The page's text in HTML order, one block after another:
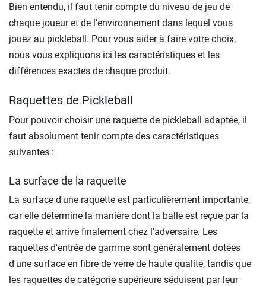
Bien entendu, il faut tenir compte du niveau de jeu de
chaque joueur et de l'environnement dans lequel vous
jouez au pickleball. Pour vous aider à faire votre choix,
nous vous expliquons ici les caractéristiques et les
différences exactes de chaque produit.
Raquettes de Pickleball
Pour pouvoir choisir une raquette de pickleball adaptée, il
faut absolument tenir compte des caractéristiques
suivantes :
La surface de la raquette
La surface d'une raquette est particulièrement importante,
car elle détermine la manière dont la balle est reçue par la
raquette et arrive finalement chez l'adversaire. Les
raquettes d'entrée de gamme sont généralement dotées
d'une surface en fibre de verre de haute qualité, tandis que
les raquettes de catégorie supérieure séduisent par leur